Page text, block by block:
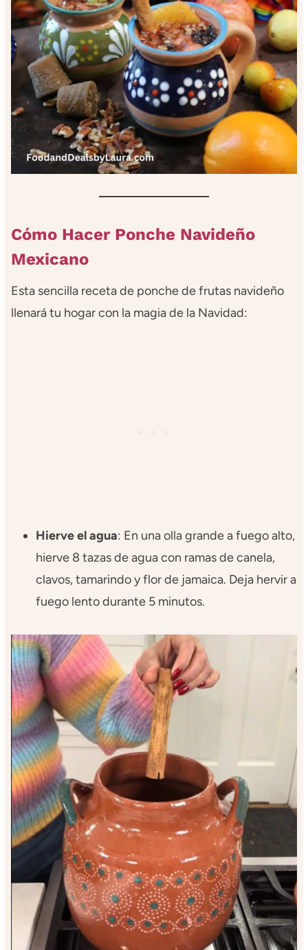
Cómo Hacer Ponche Navideño
Mexicano
Esta sencilla receta de ponche de frutas navideño
llenará tu hogar con la magia de la Navidad:
Hierve el agua: En una olla grande a fuego alto,
hierve 8 tazas de agua con ramas de canela,
clavos, tamarindo y flor de jamaica. Deja hervir a
fuego lento durante 5 minutos.